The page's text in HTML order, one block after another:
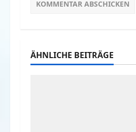
ÄHNLICHE BEITRÄGE